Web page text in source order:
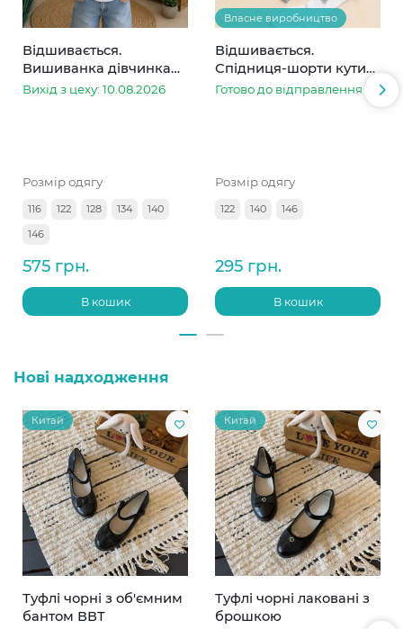
Відшивається.
Вишиванка дівчинка
колоски
Вихід з цеху: 10.08.2026
Розмір одягу
116 122 128 134
140
146
575 грн.
В кошик
Власне виробництво
Відшивається.
Спідниця-шорти кутик
сіра в смужку
Готово до відправлення
Розмір одягу
122 140 146
295 грн.
В кошик
Нові надходження
Китай
Туфлі чорні з об'ємним
бантом ВВТ
Китай
Туфлі чорні лаковані з
брошкою